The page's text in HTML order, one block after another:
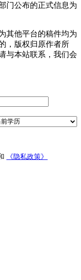
门公布的正式信息为
其他平台的稿件均为
，版权归原作者所
与本站联系，我们会
《隐私政策》